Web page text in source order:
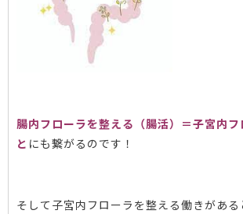
腸内フローラを整える（腸活）＝子宮内フ
と にも繋がるのです！
そして子宮内フローラを整える働きがある